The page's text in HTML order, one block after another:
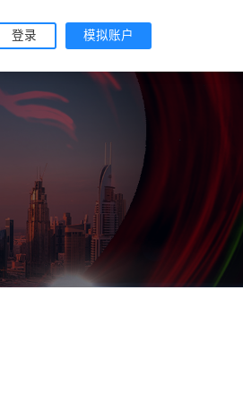
登录 模拟账户